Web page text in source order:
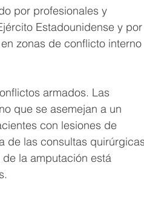
por profesionales y
Estadounidense y por
zonas de conflicto interno
armados. Las
que se asemejan a un
con lesiones de
de las consultas
la amputación está